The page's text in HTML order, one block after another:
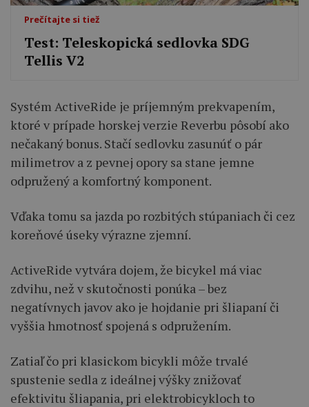
Prečítajte si tiež
Test: Teleskopická sedlovka SDG
Tellis V2
Systém ActiveRide je príjemným prekvapením,
ktoré v prípade horskej verzie Reverbu pôsobí ako
nečakaný bonus. Stačí sedlovku zasunúť o pár
milimetrov a z pevnej opory sa stane jemne
odpružený a komfortný komponent.
Vďaka tomu sa jazda po rozbitých stúpaniach či cez
koreňové úseky výrazne zjemní.
ActiveRide vytvára dojem, že bicykel má viac
zdvihu, než v skutočnosti ponúka – bez
negatívnych javov ako je hojdanie pri šliapaní či
vyššia hmotnosť spojená s odpružením.
Zatiaľ čo pri klasickom bicykli môže trvalé
spustenie sedla z ideálnej výšky znižovať
efektivitu šliapania, pri elektrobicykloch to